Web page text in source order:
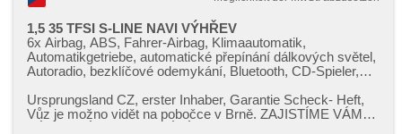
1,5 35 TFSI S-LINE NAVI VÝHŘEV
6x Airbag, ABS, Fahrer-Airbag, Klimaautomatik,
Automatikgetriebe, automatické přepínání dálkových světel,
Autoradio, bezklíčové odemykání, Bluetooth, CD-Spieler,
Zentralverriegelung, Teilbare Rücksitzbank, täglich
Leuchten, digitální příjem rádia (DAB), digitální přístrojová
Ursprungsland CZ,​ erster Inhaber,​ Garantie Scheck​- Heft,​
Vůz je možno vidět na pobočce v Brně. ZAJISTÍME VÁM